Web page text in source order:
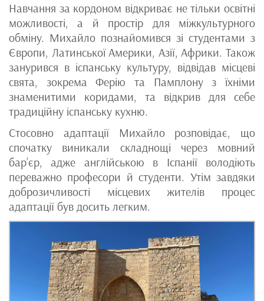
Навчання за кордоном відкриває не тільки освітні
можливості, а й простір для міжкультурного
обміну. Михайло познайомився зі студентами з
Європи, Латинської Америки, Азії, Африки. Також
занурився в іспанську культуру, відвідав місцеві
свята, зокрема Ферію та Памплону з їхніми
знаменитими коридами, та відкрив для себе
традиційну іспанську кухню.
Стосовно адаптації Михайло розповідає, що
спочатку виникали складнощі через мовний
бар’єр, адже англійською в Іспанії володіють
переважно професори й студенти. Утім завдяки
доброзичливості місцевих жителів процес
адаптації був досить легким.